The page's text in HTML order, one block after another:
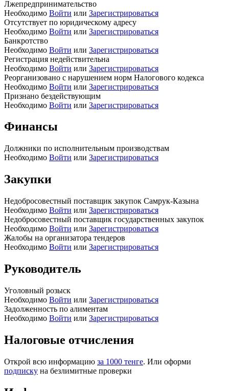
Лжепредпринимательство
Необходимо Войти или Зарегистрироваться
Отсутствует по юридическому адресу
Необходимо Войти или Зарегистрироваться
Банкротство
Необходимо Войти или Зарегистрироваться
Регистрация недействительна
Необходимо Войти или Зарегистрироваться
Реорганизовано с нарушением норм Налогового кодекса
Необходимо Войти или Зарегистрироваться
Признано бездействующим
Необходимо Войти или Зарегистрироваться
Финансы
Должники по исполнительным производствам
Необходимо Войти или Зарегистрироваться
Закупки
Недобросовестный поставщик закупок Самрук-Казына
Необходимо Войти или Зарегистрироваться
Недобросовестный поставщик государственных закупок
Необходимо Войти или Зарегистрироваться
Жалобы на организатора тендеров
Необходимо Войти или Зарегистрироваться
Руководитель
Уголовный розыск
Необходимо Войти или Зарегистрироваться
Задолженность по алиментам
Необходимо Войти или Зарегистрироваться
Налоговые отчисления
Открой всю информацию за 1000 тенге. Или оформи
подписку на безлимитные проверки